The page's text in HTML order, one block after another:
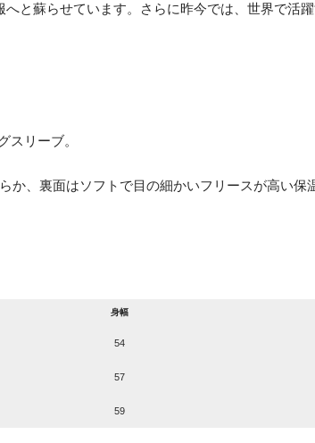
と蘇らせています。さらに昨今では、世界で活
スリーブ。
、裏面はソフトで目の細かいフリースが高い
身幅
54
57
59